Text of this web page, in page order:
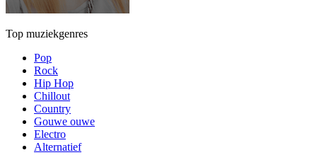
Top muziekgenres
Pop
Rock
Hip Hop
Chillout
Country
Gouwe ouwe
Electro
Alternatief